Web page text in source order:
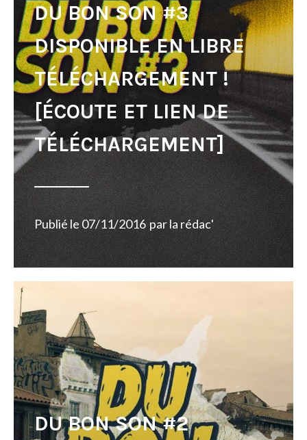
DU BON SON #3
DISPONIBLE EN LIBRE
TÉLÉCHARGEMENT !
[ÉCOUTE ET LIEN DE
TÉLÉCHARGEMENT]
Publié le07/11/2016 parla rédac'
DU BON SON #2